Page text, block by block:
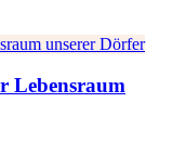
Lebensraum